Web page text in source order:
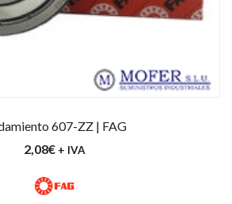
607-ZZ | FAG
2,08€ + IVA